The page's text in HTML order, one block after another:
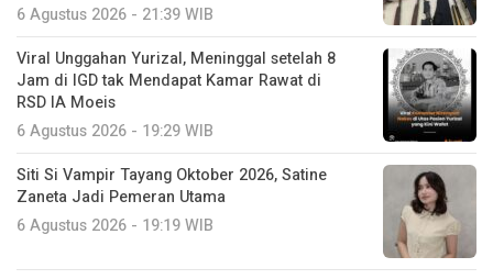
6 Agustus 2026 - 21:39 WIB
Viral Unggahan Yurizal, Meninggal setelah 8
Jam di IGD tak Mendapat Kamar Rawat di
RSD IA Moeis
6 Agustus 2026 - 19:29 WIB
Siti Si Vampir Tayang Oktober 2026, Satine
Zaneta Jadi Pemeran Utama
6 Agustus 2026 - 19:19 WIB